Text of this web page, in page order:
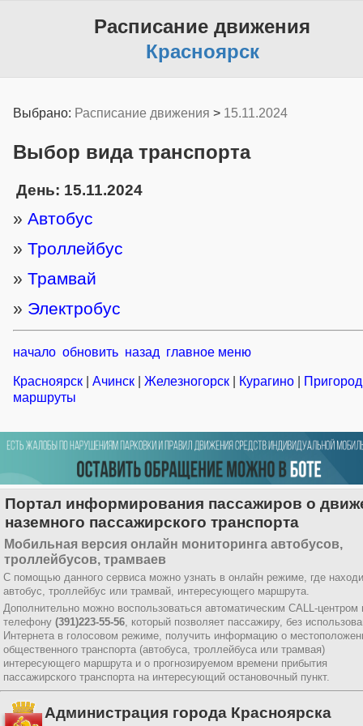
Расписание движения
Красноярск
Выбрано: Расписание движения > 15.11.2024
Выбор вида транспорта
День: 15.11.2024
» Автобус
» Троллейбус
» Трамвай
» Электробус
начало обновить назад главное меню
Красноярск Ачинск Железногорск Курагино
маршруты
Портал информирования пассажиров о
наземного пассажирского транспорта
Мобильная версия онлайн мониторинга автобусов,
троллейбусов, трамваев
С помощью данного сервиса можно узнать в онлайн режиме, где
автобус, троллейбус или трамвай, интересующего маршрута.
Дополнительно можно воспользоваться автоматическим CALL-центром
телефону (391)223-55-56, который позволяет пассажиру, без
Интернета в голосовом режиме, получить информацию о
общественного транспорта (автобуса, троллейбуса или трамвая)
интересующего маршрута и о прогнозируемом времени прибытия
пассажирского транспорта на интересующий остановочный пункт.
Администрация города Красноярска